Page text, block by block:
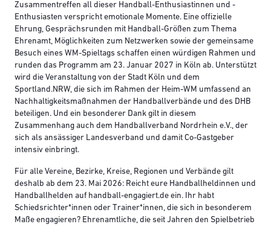
Zusammentreffen all dieser Handball-Enthusiastinnen und -
Enthusiasten verspricht emotionale Momente. Eine offizielle
Ehrung, Gesprächsrunden mit Handball-Größen zum Thema
Ehrenamt, Möglichkeiten zum Netzwerken sowie der gemeinsame
Besuch eines WM-Spieltags schaffen einen würdigen Rahmen und
runden das Programm am 23. Januar 2027 in Köln ab. Unterstützt
wird die Veranstaltung von der Stadt Köln und dem
Sportland.NRW, die sich im Rahmen der Heim-WM umfassend an
Nachhaltigkeitsmaßnahmen der Handballverbände und des DHB
beteiligen. Und ein besonderer Dank gilt in diesem
Zusammenhang auch dem Handballverband Nordrhein e.V., der
sich als ansässiger Landesverband und damit Co-Gastgeber
intensiv einbringt.
Für alle Vereine, Bezirke, Kreise, Regionen und Verbände gilt
deshalb ab dem 23. Mai 2026: Reicht eure Handballheldinnen und
Handballhelden auf handball-engagiert.de ein. Ihr habt
Schiedsrichter*innen oder Trainer*innen, die sich in besonderem
Maße engagieren? Ehrenamtliche, die seit Jahren den Spielbetrieb